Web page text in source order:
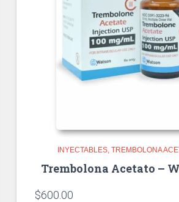
INYECTABLES TREMBOLONA
Trembolona Acetato –
$600.00